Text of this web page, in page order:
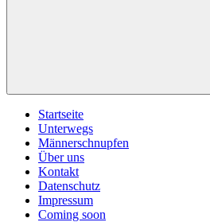
Startseite
Unterwegs
Männerschnupfen
Über uns
Kontakt
Datenschutz
Impressum
Coming soon